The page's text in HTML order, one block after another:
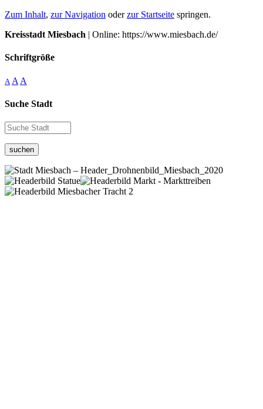
Zum Inhalt, zur Navigation oderzur Startseite springen.
Kreisstadt Miesbach | Online: https://www.miesbach.de/
Schriftgröße
A A A
Suche Stadt
suchen